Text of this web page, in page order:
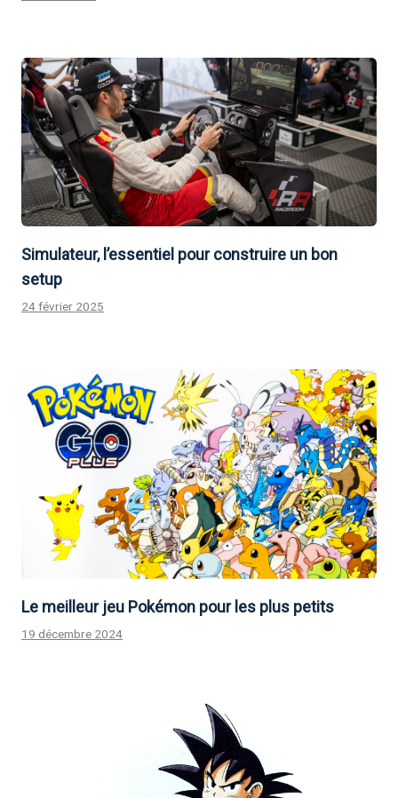
Simulateur, l’essentiel pour construire un bon
setup
24 février 2025
Le meilleur jeu Pokémon pour les plus petits
19 décembre 2024